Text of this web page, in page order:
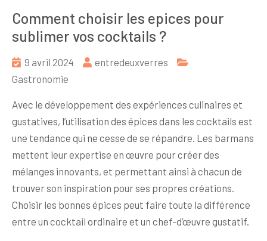
Comment choisir les epices pour
sublimer vos cocktails ?
9 avril 2024
entredeuxverres
Gastronomie
Avec le développement des expériences culinaires et
gustatives, l’utilisation des épices dans les cocktails est
une tendance qui ne cesse de se répandre. Les barmans
mettent leur expertise en œuvre pour créer des
mélanges innovants, et permettant ainsi à chacun de
trouver son inspiration pour ses propres créations.
Choisir les bonnes épices peut faire toute la différence
entre un cocktail ordinaire et un chef-d’œuvre gustatif.